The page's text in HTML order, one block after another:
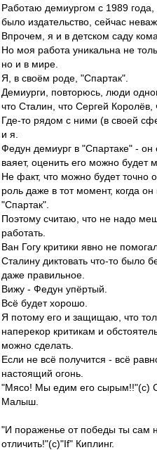
Работаю демиургом с 1989 года,
было издательство, сейчас
Впрочем, я и в детском саду
Но моя работа уникальна не
но и в мире.
Я, в своём роде, "Спартак".
Демиурги, повторюсь, люди
что Сталин, что Сергей Королёв,
Где-то рядом с ними (в своей
и я.
Федун демиург в "Спартаке" - он
ваяет, оценить его можно будет
Не факт, что можно будет точно
роль даже в тот момент, когда он
"Спартак".
Поэтому считаю, что не надо
работать.
Ван Гогу критики явно не
Сталину диктовать что-то было
даже правильное.
Вижу - Федун упёртый.
Всё будет хорошо.
Я потому его и защищаю, что
наперекор критикам и
можно сделать.
Если не всё получится - всё
настоящий огонь.
"Мясо! Мы едим его сырым!!"(с)
Малыш.
"И пораженье от победы ты сам
отличить!"(с)"If" Киплинг.